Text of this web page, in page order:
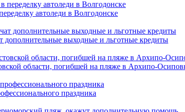
автоледи в Волгодонске
дополнительные выходные и льготные кредиты
области, погибшей на пляже в Архипо-
праздника